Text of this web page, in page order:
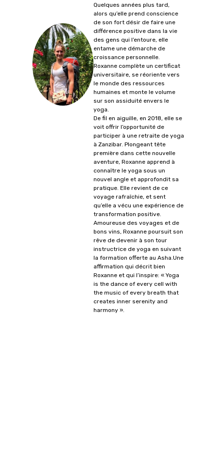
Quelques années plus tard,
alors qu’elle prend conscience
de son fort désir de faire une
différence positive dans la vie
des gens qui l’entoure, elle
entame une démarche de
croissance personnelle.
Roxanne complète un certificat
universitaire, se réoriente vers
le monde des ressources
humaines et monte le volume
sur son assiduité envers le
yoga.
De fil en aiguille, en 2018, elle se
voit offrir l’opportunité de
participer à une retraite de yoga
à Zanzibar. Plongeant tête
première dans cette nouvelle
aventure, Roxanne apprend à
connaître le yoga sous un
nouvel angle et approfondit sa
pratique. Elle revient de ce
voyage rafraîchie, et sent
qu’elle a vécu une expérience de
transformation positive.
Amoureuse des voyages et de
bons vins, Roxanne poursuit son
rêve de devenir à son tour
instructrice de yoga en suivant
la formation offerte au Asha.Une
affirmation qui décrit bien
Roxanne et qui l’inspire: « Yoga
is the dance of every cell with
the music of every breath that
creates inner serenity and
harmony ».